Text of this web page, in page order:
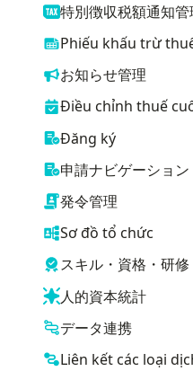
特別徴収税額通知管
Phiếu khấu trừ
お知らせ管理
Điều chỉnh thuế
Đăng ký
申請ナビゲーション
発令管理
Sơ đồ tổ chức
スキル・資格・研修
人的資本統計
データ連携
Liên kết các loại